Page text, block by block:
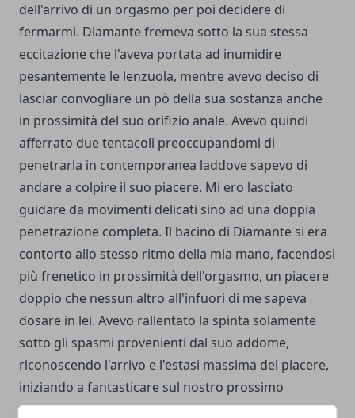
dell'arrivo di un orgasmo per poi decidere di
fermarmi. Diamante fremeva sotto la sua stessa
eccitazione che l'aveva portata ad inumidire
pesantemente le lenzuola, mentre avevo deciso di
lasciar convogliare un pò della sua sostanza anche
in prossimità del suo orifizio anale. Avevo quindi
afferrato due tentacoli preoccupandomi di
penetrarla in contemporanea laddove sapevo di
andare a colpire il suo piacere. Mi ero lasciato
guidare da movimenti delicati sino ad una doppia
penetrazione completa. Il bacino di Diamante si era
contorto allo stesso ritmo della mia mano, facendosi
più frenetico in prossimità dell'orgasmo, un piacere
doppio che nessun altro all'infuori di me sapeva
dosare in lei. Avevo rallentato la spinta solamente
sotto gli spasmi provenienti dal suo addome,
riconoscendo l'arrivo e l'estasi massima del piacere,
iniziando a fantasticare sul nostro prossimo
incontro ancor prima di sfilare via dai suoi orifizi i